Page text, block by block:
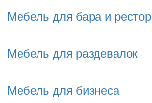
Мебель для бара и
Мебель для раздевалок
Мебель для бизнеса